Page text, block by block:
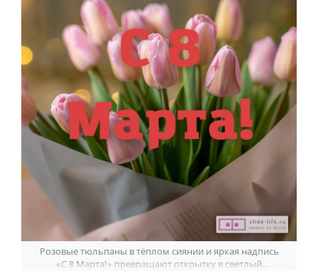
Розовые тюльпаны в тёплом сиянии и яркая надпись
«С 8 Марта!» превращают открытку в светлый